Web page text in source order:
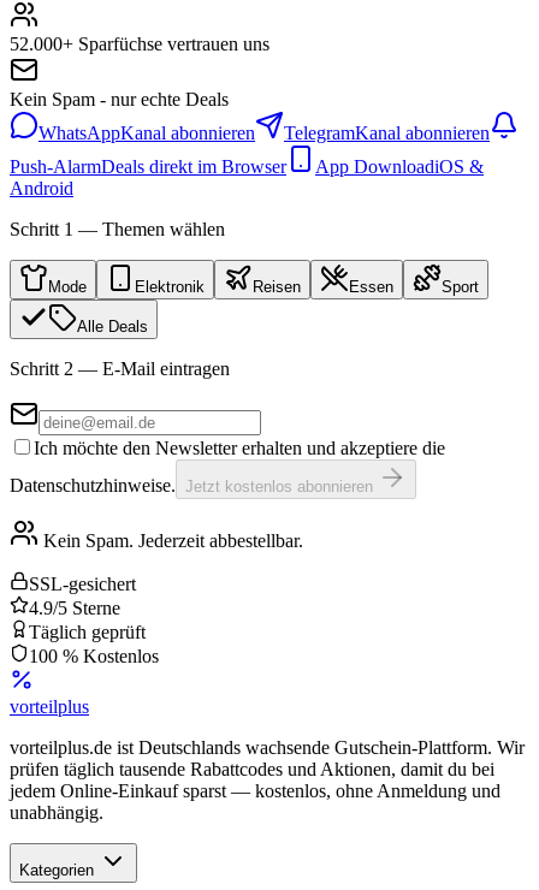
52.000+ Sparfüchse vertrauen uns
Kein Spam - nur echte Deals
WhatsAppKanal abonnieren TelegramKanal abonnieren
Push-AlarmDeals direkt im Browser App DownloadiOS &
Android
Schritt 1 — Themen wählen
Mode Elektronik Reisen Essen Sport
Alle Deals
Schritt 2 — E-Mail eintragen
Ich möchte den Newsletter erhalten und akzeptiere die
Datenschutzhinweise. Jetzt kostenlos abonnieren
Kein Spam. Jederzeit abbestellbar.
SSL-gesichert
4.9/5 Sterne
Täglich geprüft
100 % Kostenlos
vorteilplus
vorteilplus.de ist Deutschlands wachsende Gutschein-Plattform. Wir
prüfen täglich tausende Rabattcodes und Aktionen, damit du bei
jedem Online-Einkauf sparst — kostenlos, ohne Anmeldung und
unabhängig.
Kategorien